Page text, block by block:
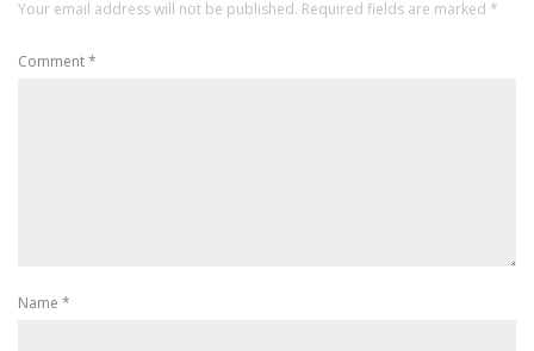
Your email address will not be published. Required fields are marked *
Comment*
Name *